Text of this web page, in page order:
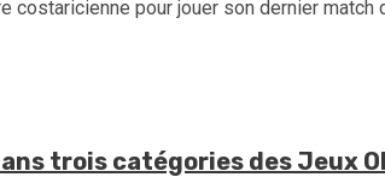
pour jouer son dernier match
trois catégories des Jeux